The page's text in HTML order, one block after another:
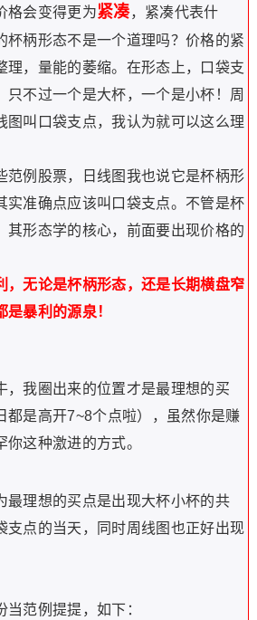
致能看出，口袋支点在量能上有个要
，比前面10天中最大那根阴量要高，
平均量要高出50% ，这个平均量取5
以量为主。其实核心是形态。但是
，然后再去看形态，好在每天这样的